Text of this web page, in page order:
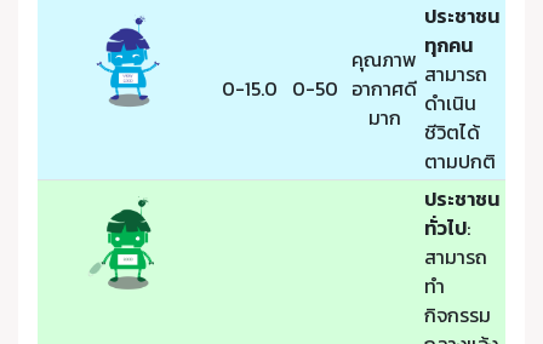
0-15.0 0-50
คุณภาพ
อากาศดี
มาก
ประชาชน
ทุกคน
สามารถ
ดำเนิน
ชีวิตได้
ตามปกติ
ประชาชน
ทั่วไป:
สามารถ
ทำ
กิจกรรม